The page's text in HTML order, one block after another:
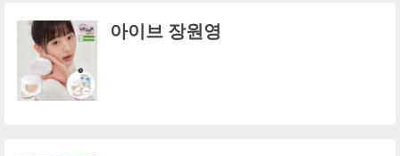
아이브 장원영